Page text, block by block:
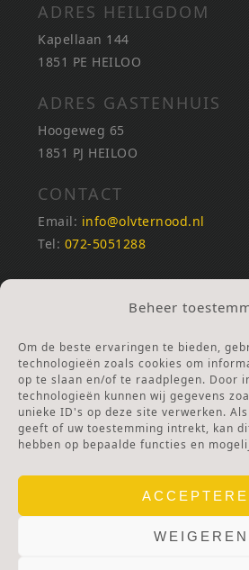
Beheer
Om de beste ervaringen te bieden,
technologieën zoals cookies om
op te slaan en/of te raadplegen. Door
technologieën kunnen wij gegevens
unieke ID's op deze site verwerken.
geeft of uw toestemming intrekt, kan
hebben op bepaalde functies en
WEIGEREN
ADRES HEILIGDOM
Kapellaan 144
1851 PE HEILOO
ADRES GASTENHUIS
Hoogeweg 65
1851 PJ HEILOO
CONTACT
Email: info@olvternood.nl
Tel: 072-5051288
REKENINGNUMMERS
NL25INGB0000672168
Ga naar Doneren
ANBI Stichting
RSIN nummer:002832987